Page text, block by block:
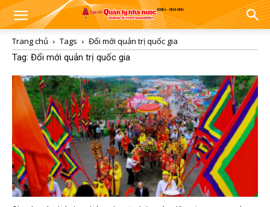
Trang chủ Tags
Đổi mới quản trị quốc gia
Tag: Đổi mới quản trị quốc gia